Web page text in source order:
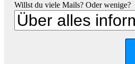
Willst du viele Mails? Oder wenige?